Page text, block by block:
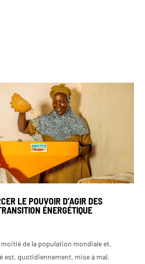
LE POUVOIR D’AGIR DES
ÉNERGÉTIQUE
de la population mondiale et,
est, quotidiennement, mise à mal.